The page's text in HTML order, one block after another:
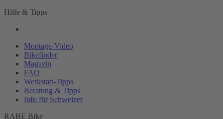
Hilfe & Tipps
Montage-Video
Bikefinder
Magazin
FAQ
Werkstatt-Tipps
Beratung & Tipps
Info für Schweizer
RABE Bike